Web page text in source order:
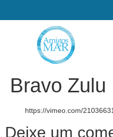
Bravo Zulu
https://vimeo.com/
Deixe um